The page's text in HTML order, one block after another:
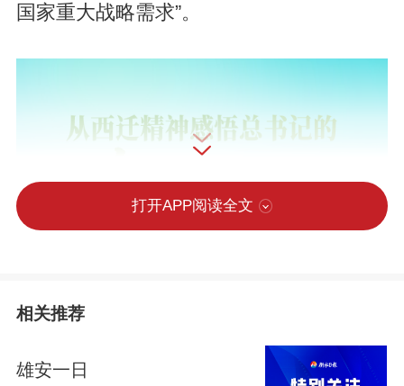
国家重大战略需求”。
打开APP阅读全文
相关推荐
雄安一日